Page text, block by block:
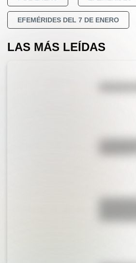
EFEMÉRIDES DEL 7 DE ENERO
LAS MÁS LEÍDAS
San
más